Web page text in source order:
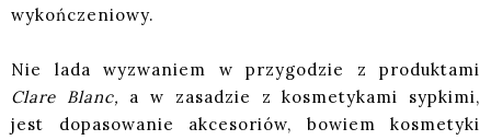
wykończeniowy.
Nie lada wyzwaniem w przygodzie z produktami
Clare Blanc, a w zasadzie z kosmetykami sypkimi,
jest dopasowanie akcesoriów, bowiem kosmetyki